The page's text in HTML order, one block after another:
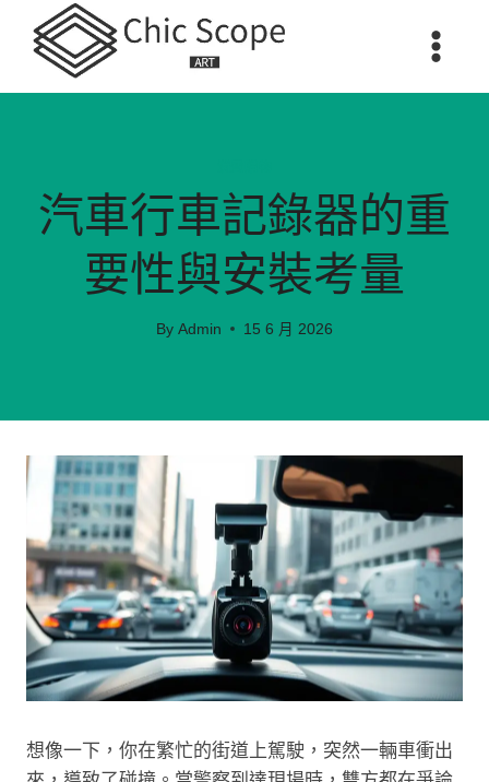
content
汽車行車記錄器的重
要性與安裝考量
By Admin 15 6 月 2026
想像一下，你在繁忙的街道上駕駛，突然一輛車衝出